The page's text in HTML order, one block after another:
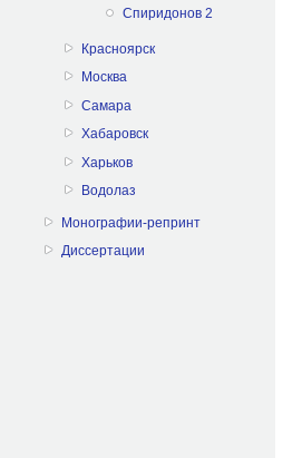
Спиридонов 2
Красноярск
Москва
Самара
Хабаровск
Харьков
Водолаз
Монографии-репринт
Диссертации